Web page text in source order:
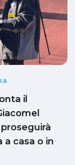
il
a casa o in